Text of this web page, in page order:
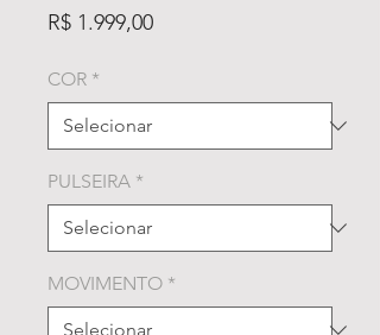
R$ 1.999,00Preço
COR *
PULSEIRA *
MOVIMENTO *